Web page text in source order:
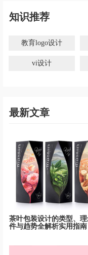
知识推荐
教育logo设计
vi设计
最新文章
茶叶包装设计的类型、
件与趋势全解析实用指南